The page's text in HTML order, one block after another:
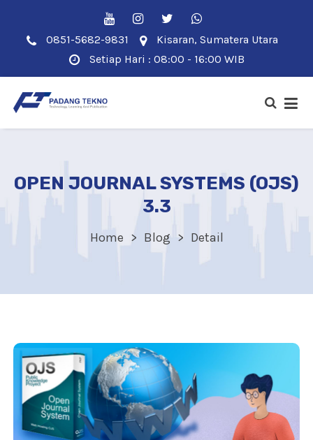
0851-5682-9831
Kisaran, Sumatera Utara
Setiap Hari : 08:00 - 16:00 WIB
OPEN JOURNAL SYSTEMS (OJS)
3.3
Home Blog Detail